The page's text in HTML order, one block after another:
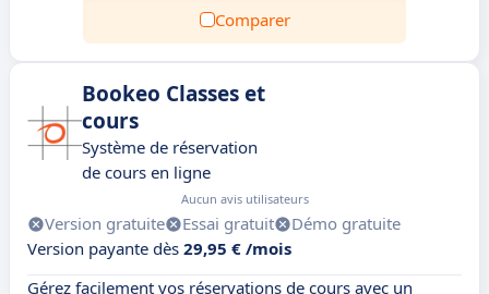
Comparer
Bookeo Classes et
cours
Système de réservation
de cours en ligne
Aucun avis utilisateurs
Version gratuite Essai gratuit
Démo gratuite
Version payante dès 29,95 € /mois
Gérez facilement vos réservations de cours avec un